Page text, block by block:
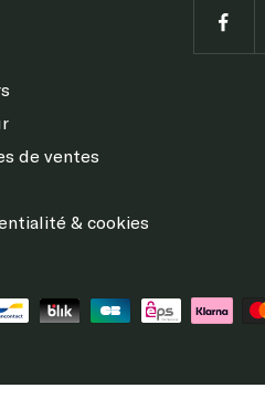
Personnalisez vos
de ventes
& cookies